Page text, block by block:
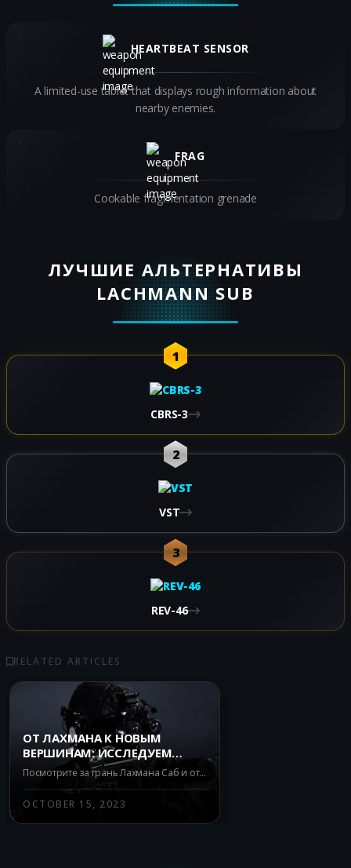
HEARTBEAT SENSOR
A limited-use tablet that displays rough information about
nearby enemies.
FRAG
Cookable fragmentation grenade
ЛУЧШИЕ АЛЬТЕРНАТИВЫ
LACHMANN SUB
1
CBRS-3
2
VST
3
REV-46
RELATED ARTICLES
ОТ ЛАХМАНА К НОВЫМ
ВЕРШИНАМ: ИССЛЕДУЕМ
ДРУГИЕ ТОПОВЫЕ ОРУЖИЯ В
WARZONE BATTLE ROYALE
Посмотрите за грань Лахмана Саб и откройте для себя впечатляющие альтернативы в Warzone Battle Royale. Узнайте о BAS-P, ISO 45 и ISO 9mm – идеальных заменителях Lachmann Sub.
OCTOBER 15, 2023